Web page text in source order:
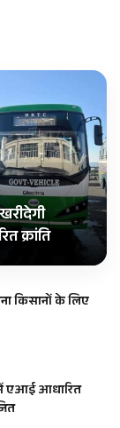
क्रांति
किसानों के लिए
में एआई आधारित